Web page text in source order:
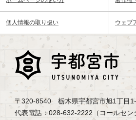
個人情報の取り扱い ウェブ
〒320-8540 栃木県宇都宮市旭1丁目
代表電話：028-632-2222（コールセン